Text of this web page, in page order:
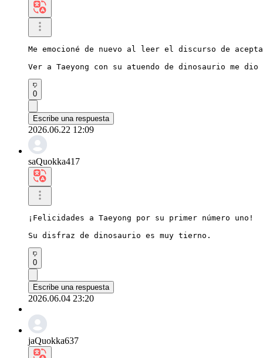
Me emocioné de nuevo al leer el discurso de
Ver a Taeyong con su atuendo de dinosaurio me dio
0
Escribe una respuesta
2026.06.22 12:09
saQuokka417
¡Felicidades a Taeyong por su primer número uno!
Su disfraz de dinosaurio es muy tierno.
0
Escribe una respuesta
2026.06.04 23:20
jaQuokka637